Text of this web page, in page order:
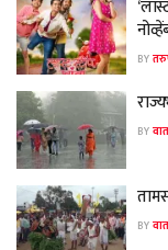
BY
BY
BY